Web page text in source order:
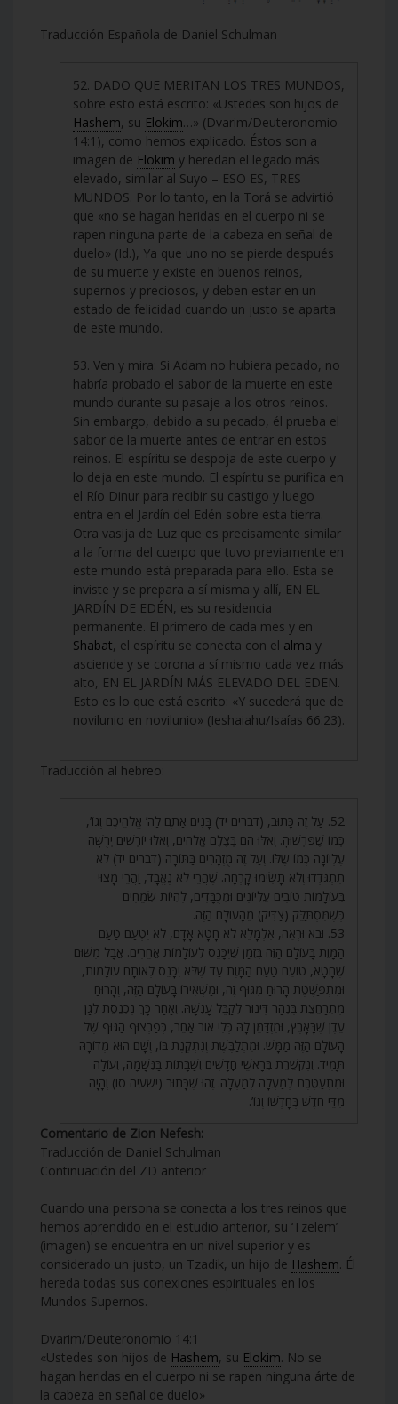
Traducción Española de Daniel Schulman
52. DADO QUE MERITAN LOS TRES MUNDOS,
sobre esto está escrito: «Ustedes son hijos de
Hashem, su Elokim…» (Dvarim/Deuteronomio
14:1), como hemos explicado. Éstos son a
imagen de Elokim y heredan el legado más
elevado, similar al Suyo – ESO ES, TRES
MUNDOS. Por lo tanto, en la Torá se advirtió
que «no se hagan heridas en el cuerpo ni se
rapen ninguna parte de la cabeza en señal de
duelo» (Id.), Ya que uno no se pierde después
de su muerte y existe en buenos reinos,
supernos y preciosos, y deben estar en un
estado de felicidad cuando un justo se aparta
de este mundo.
53. Ven y mira: Si Adam no hubiera pecado, no
habría probado el sabor de la muerte en este
mundo durante su pasaje a los otros reinos.
Sin embargo, debido a su pecado, él prueba el
sabor de la muerte antes de entrar en estos
reinos. El espíritu se despoja de este cuerpo y
lo deja en este mundo. El espíritu se purifica en
el Río Dinur para recibir su castigo y luego
entra en el Jardín del Edén sobre esta tierra.
Otra vasija de Luz que es precisamente similar
a la forma del cuerpo que tuvo previamente en
este mundo está preparada para ello. Esta se
inviste y se prepara a sí misma y allí, EN EL
JARDÍN DE EDÉN, es su residencia
permanente. El primero de cada mes y en
Shabat, el espíritu se conecta con el alma y
asciende y se corona a sí mismo cada vez más
alto, EN EL JARDÍN MÁS ELEVADO DEL EDEN.
Esto es lo que está escrito: «Y sucederá que de
novilunio en novilunio» (Ieshaiahu/Isaías 66:23).
Traducción al hebreo:
52. עַל זֶה כָּתוּב, (דברים יד) בָּנִים אַתֶּם לַה’ אֱלֹהֵיכֶם וְגוֹ’,
כְּמוֹ שֶׁפֵּרְשׁוּהָ. וְאֵלּוּ הֵם בְּצֶלֶם אֱלֹהִים, וְאֵלּוּ יוֹרְשִׁים יְרֻשָּׁה
עֶלְיוֹנָה כְּמוֹ שֶׁלּוֹ. וְעַל זֶה מֻזְהָרִים בַּתּוֹרָה (דברים יד) לֹא
תִתְגֹּדְדוּ וְלֹא תָשִׂימוּ קָרְחָה. שֶׁהֲרֵי לֹא נֶאֱבָד, וַהֲרֵי מָצוּי
בְּעוֹלָמוֹת טוֹבִים עֶלְיוֹנִים וּמְכֻבָּדִים, לִהְיוֹת שְׂמֵחִים
כְּשֶׁמִּסְתַּלֵּק (צַדִּיק) מֵהָעוֹלָם הַזֶּה.
53. וּבֹא וּרְאֵה, אִלְמָלֵא לֹא חָטָא אָדָם, לֹא יִטְעַם טַעַם
הַמָּוֶת בָּעוֹלָם הַזֶּה בִּזְמַן שֶׁיִּכָּנֵס לְעוֹלָמוֹת אֲחֵרִים. אֲבָל מִשּׁוּם
שֶׁחָטָא, טוֹעֵם טַעַם הַמָּוֶת עַד שֶׁלֹּא יִכָּנֵס לְאוֹתָם עוֹלָמוֹת,
וּמִתְפַּשֶּׁטֶת הָרוּחַ מִגּוּף זֶה, וּמַשְׁאִירוֹ בָּעוֹלָם הַזֶּה, וְהָרוּחַ
מִתְרַחֶצֶת בִּנְהַר דִּינוּר לְקַבֵּל עָנְשָׁהּ. וְאַחַר כָּךְ נִכְנֶסֶת לְגַן
עֵדֶן שֶׁבָּאָרֶץ, וּמִזְדַּמֵּן לָהּ כְּלִי אוֹר אַחֵר, כְּפַרְצוּף הַגּוּף שֶׁל
הָעוֹלָם הַזֶּה מַמָּשׁ. וּמִתְלַבֶּשֶׁת וְנִתְקֶנֶת בּוֹ, וְשָׁם הוּא מְדוֹרָהּ
תָּמִיד. וְנִקְשֶׁרֶת בְּרָאשֵׁי חֳדָשִׁים וְשַׁבָּתוֹת בַּנְּשָׁמָה, וְעוֹלָה
וּמִתְעַטֶּרֶת לְמַעְלָה לְמַעְלָה. זֶהוּ שֶׁכָּתוּב (ישעיה סו) וְהָיָה
מִדֵּי חֹדֶשׁ בְּחָדְשׁוֹ וְגוֹ’.
Comentario de Zion Nefesh:
Traducción de Daniel Schulman
Continuación del ZD anterior
Cuando una persona se conecta a los tres reinos que
hemos aprendido en el estudio anterior, su ‘Tzelem’
(imagen) se encuentra en un nivel superior y es
considerado un justo, un Tzadik, un hijo de Hashem. Él
hereda todas sus conexiones espirituales en los
Mundos Supernos.
Dvarim/Deuteronomio 14:1
«Ustedes son hijos de Hashem, su Elokim. No se
hagan heridas en el cuerpo ni se rapen ninguna árte de
la cabeza en señal de duelo»